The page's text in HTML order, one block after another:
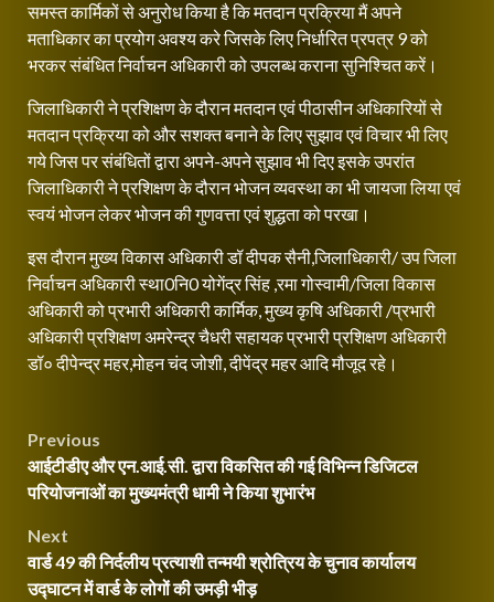
समस्त कार्मिकों से अनुरोध किया है कि मतदान प्रक्रिया मैं अपने
मताधिकार का प्रयोग अवश्य करे जिसके लिए निर्धारित प्रपत्र 9 को
भरकर संबंधित निर्वाचन अधिकारी को उपलब्ध कराना सुनिश्चित करें।
जिलाधिकारी ने प्रशिक्षण के दौरान मतदान एवं पीठासीन अधिकारियों से
मतदान प्रक्रिया को और सशक्त बनाने के लिए सुझाव एवं विचार भी लिए
गये जिस पर संबंधितों द्वारा अपने-अपने सुझाव भी दिए इसके उपरांत
जिलाधिकारी ने प्रशिक्षण के दौरान भोजन व्यवस्था का भी जायजा लिया एवं
स्वयं भोजन लेकर भोजन की गुणवत्ता एवं शुद्धता को परखा।
इस दौरान मुख्य विकास अधिकारी डॉ दीपक सैनी,जिलाधिकारी/ उप जिला
निर्वाचन अधिकारी स्था0नि0 योगेंद्र सिंह ,रमा गोस्वामी/जिला विकास
अधिकारी को प्रभारी अधिकारी कार्मिक, मुख्य कृषि अधिकारी /प्रभारी
अधिकारी प्रशिक्षण अमरेन्द्र चैधरी सहायक प्रभारी प्रशिक्षण अधिकारी
डॉ० दीपेन्द्र महर,मोहन चंद जोशी, दीपेंद्र महर आदि मौजूद रहे।
Continue
Reading
Post
navigation
Previous
आईटीडीए और एन.आई.सी. द्वारा विकसित की गई विभिन्न डिजिटल
परियोजनाओं का मुख्यमंत्री धामी ने किया शुभारंभ
Next
वार्ड 49 की निर्दलीय प्रत्याशी तन्मयी श्रोत्रिय के चुनाव कार्यालय
उद्घाटन में वार्ड के लोगों की उमड़ी भीड़